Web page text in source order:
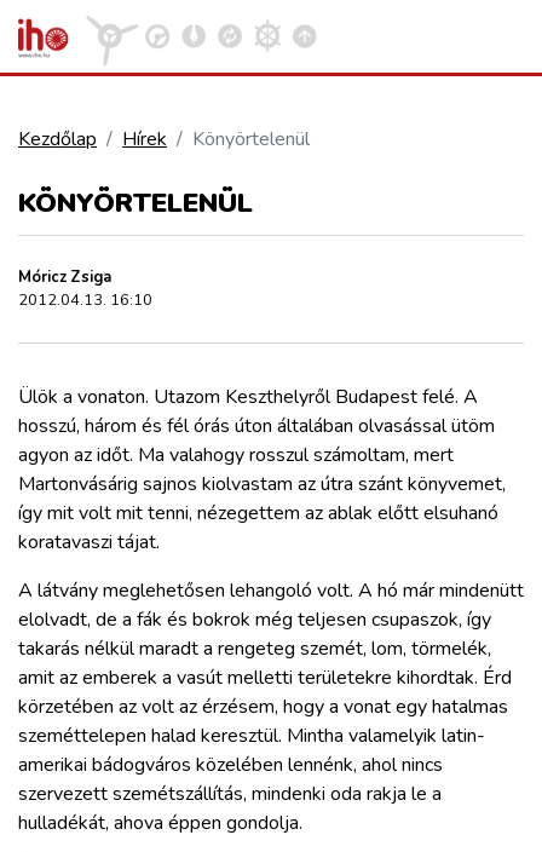
VASÚT
KÖZLEKEDÉSFEJLESZTÉS
ELLÁTÁSI LÁNC
ZÖLDÚT
HAJÓZÁS
BLOG
ARCHÍVUM
WEBSHOP
Kezdőlap Hírek Könyörtelenül
KÖNYÖRTELENÜL
Móricz Zsiga
2012.04.13. 16:10
Ülök a vonaton. Utazom Keszthelyről Budapest felé. A
hosszú, három és fél órás úton általában olvasással ütöm
agyon az időt. Ma valahogy rosszul számoltam, mert
Martonvásárig sajnos kiolvastam az útra szánt könyvemet,
így mit volt mit tenni, nézegettem az ablak előtt elsuhanó
koratavaszi tájat.
A látvány meglehetősen lehangoló volt. A hó már mindenütt
elolvadt, de a fák és bokrok még teljesen csupaszok, így
takarás nélkül maradt a rengeteg szemét, lom, törmelék,
amit az emberek a vasút melletti területekre kihordtak. Érd
körzetében az volt az érzésem, hogy a vonat egy hatalmas
szeméttelepen halad keresztül. Mintha valamelyik latin-
amerikai bádogváros közelében lennénk, ahol nincs
szervezett szemétszállítás, mindenki oda rakja le a
hulladékát, ahova éppen gondolja.